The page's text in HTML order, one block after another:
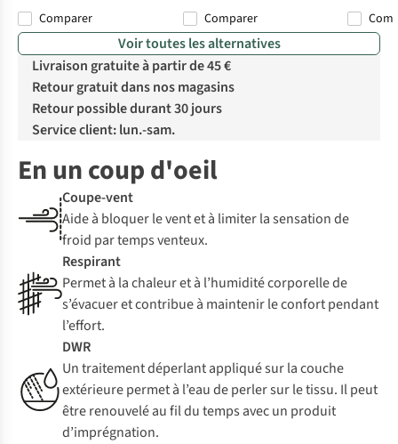
Comparer
Comparer
%
Voir toutes les alternatives
Livraison gratuite à partir de 45 €
Retour gratuit dans nos magasins
Retour possible durant 30 jours
Service client: lun.-sam.
En un coup d'oeil
Coupe-vent
Aide à bloquer le vent et à limiter la sensation de
froid par temps venteux.
Respirant
Permet à la chaleur et à l’humidité corporelle de
s’évacuer et contribue à maintenir le confort pendant
l’effort.
DWR
Un traitement déperlant appliqué sur la couche
extérieure permet à l’eau de perler sur le tissu. Il peut
être renouvelé au fil du temps avec un produit
d’imprégnation.